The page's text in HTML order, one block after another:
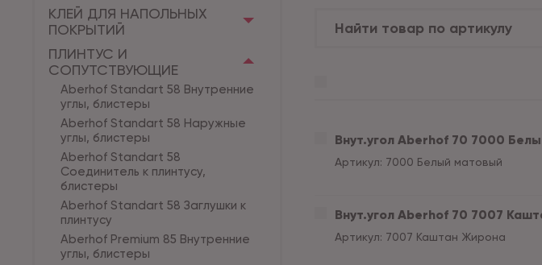
КЛЕЙ ДЛЯ НАПОЛЬНЫХ
ПОКРЫТИЙ
ПЛИНТУС И
СОПУТСТВУЮЩИЕ
Aberhof Standart 58 Внутренние
углы, блистеры
Aberhof Standart 58 Наружные
углы, блистеры
Aberhof Standart 58
Соединитель к плинтусу,
блистеры
Aberhof Standart 58 Заглушки к
плинтусу
Aberhof Premium 85 Внутренние
углы, блистеры
Внут.угол Aberhof 70 7000
Артикул: 7000 Белый матовый
Внут.угол Aberhof 70 7007
Артикул: 7007 Каштан Жирона